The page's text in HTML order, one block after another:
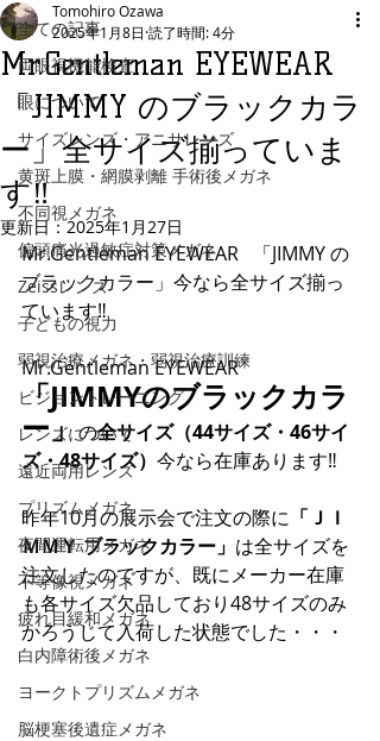
全ての記事
両眼視機能検査
眼について
サイズレンズ・アニサレンズ
黄斑上膜・網膜剥離 手術後メガネ
不同視メガネ
偏頭痛光過敏症対策メガネ
Zeissレンズ
子どもの視力
弱視治療メガネ・弱視治療訓練
ビジョントレーニング
レンズについて
遠近両用レンズ
プリズムメガネ
夜間運転用メガネ
不等像視メガネ
疲れ目緩和メガネ
白内障術後メガネ
ヨークトプリズムメガネ
脳梗塞後遺症メガネ
Mr.Gentleman EYEWEAR
「JIMMY のブラックカラ
ー」全サイズ揃っていま
す‼
Tomohiro Ozawa
2025年1月8日 読了時間: 4分
更新日：2025年1月27日
Mr.Gentleman EYEWEAR   「JIMMY の
ブラックカラー」今なら全サイズ揃っ
ています‼
Mr.Gentleman EYEWEAR
「JIMMYのブラックカラ
ー」の全サイズ（44サイズ・46サイ
ズ・48サイズ） 今なら在庫あります‼
昨年10月の展示会で注文の際に 「ＪＩ
ＭＭＹ ブラックカラー」 は全サイズを
注文したのですが、既にメーカー在庫
も各サイズ欠品しており48サイズのみ
かろうじて入荷した状態でした・・・